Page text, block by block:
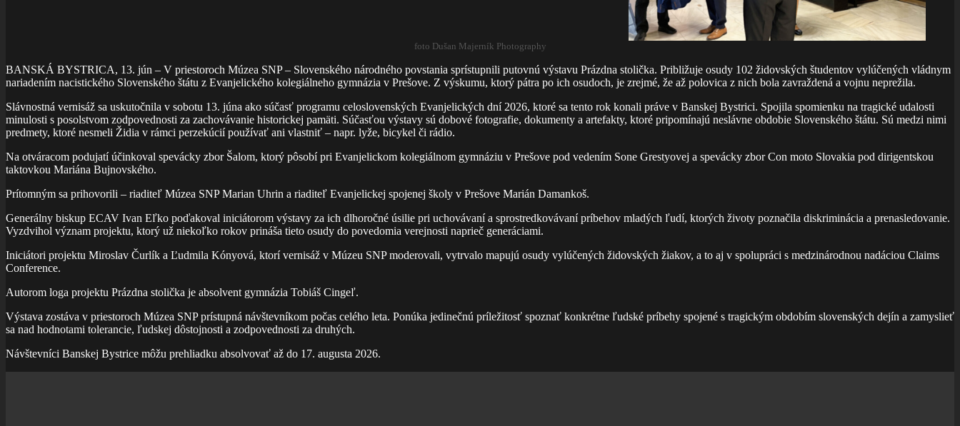
foto Dušan Majerník Photography
BANSKÁ BYSTRICA, 13. jún – V priestoroch Múzea SNP – Slovenského národného povstania sprístupnili putovnú výstavu Prázdna stolička. Približuje osudy 102 židovských študentov vylúčených vládnym
nariadením nacistického Slovenského štátu z Evanjelického kolegiálneho gymnázia v Prešove. Z výskumu, ktorý pátra po ich osudoch, je zrejmé, že až polovica z nich bola zavraždená a vojnu neprežila.
Slávnostná vernisáž sa uskutočnila v sobotu 13. júna ako súčasť programu celoslovenských Evanjelických dní 2026, ktoré sa tento rok konali práve v Banskej Bystrici. Spojila spomienku na tragické udalosti
minulosti s posolstvom zodpovednosti za zachovávanie historickej pamäti. Súčasťou výstavy sú dobové fotografie, dokumenty a artefakty, ktoré pripomínajú neslávne obdobie Slovenského štátu. Sú medzi nimi
predmety, ktoré nesmeli Židia v rámci perzekúcií používať ani vlastniť – napr. lyže, bicykel či rádio.
Na otváracom podujatí účinkoval spevácky zbor Šalom, ktorý pôsobí pri Evanjelickom kolegiálnom gymnáziu v Prešove pod vedením Sone Grestyovej a spevácky zbor Con moto Slovakia pod dirigentskou
taktovkou Mariána Bujnovského.
Prítomným sa prihovorili – riaditeľ Múzea SNP Marian Uhrin a riaditeľ Evanjelickej spojenej školy v Prešove Marián Damankoš.
Generálny biskup ECAV Ivan Eľko poďakoval iniciátorom výstavy za ich dlhoročné úsilie pri uchovávaní a sprostredkovávaní príbehov mladých ľudí, ktorých životy poznačila diskriminácia a prenasledovanie.
Vyzdvihol význam projektu, ktorý už niekoľko rokov prináša tieto osudy do povedomia verejnosti naprieč generáciami.
Iniciátori projektu Miroslav Čurlík a Ľudmila Kónyová, ktorí vernisáž v Múzeu SNP moderovali, vytrvalo mapujú osudy vylúčených židovských žiakov, a to aj v spolupráci s medzinárodnou nadáciou Claims
Conference.
Autorom loga projektu Prázdna stolička je absolvent gymnázia Tobiáš Cingeľ.
Výstava zostáva v priestoroch Múzea SNP prístupná návštevníkom počas celého leta. Ponúka jedinečnú príležitosť spoznať konkrétne ľudské príbehy spojené s tragickým obdobím slovenských dejín a zamyslieť
sa nad hodnotami tolerancie, ľudskej dôstojnosti a zodpovednosti za druhých.
Návštevníci Banskej Bystrice môžu prehliadku absolvovať až do 17. augusta 2026.